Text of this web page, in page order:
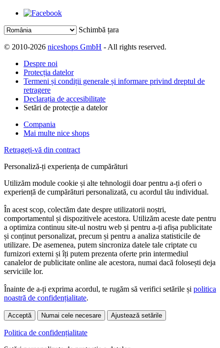
Schimbă țara
© 2010-2026 niceshops GmbH - All rights reserved.
Despre noi
Protecția datelor
Termeni și condiții generale și informare privind dreptul de
retragere
Declarația de accesibilitate
Setări de protecție a datelor
Compania
Mai multe nice shops
Retrageți-vă din contract
Personaliză-ți experiența de cumpărături
Utilizăm module cookie și alte tehnologii doar pentru a-ți oferi o
experiență de cumpărături personalizată, cu acordul tău individual.
În acest scop, colectăm date despre utilizatorii noștri,
comportamentul și dispozitivele acestora. Utilizăm aceste date pentru
a optimiza continuu site-ul nostru web și pentru a-ți afișa publicitate
și conținut personalizat, precum și pentru a analiza statisticile de
utilizare. De asemenea, putem sincroniza datele tale criptate cu
furnizori externi și îți putem prezenta oferte prin intermediul
canalelor de publicitate online ale acestora, numai dacă folosești deja
serviciile lor.
Înainte de a-ți exprima acordul, te rugăm să verifici setările și politica
noastră de confidențialitate.
Acceptă Numai cele necesare Ajustează setările
Politica de confidențialitate